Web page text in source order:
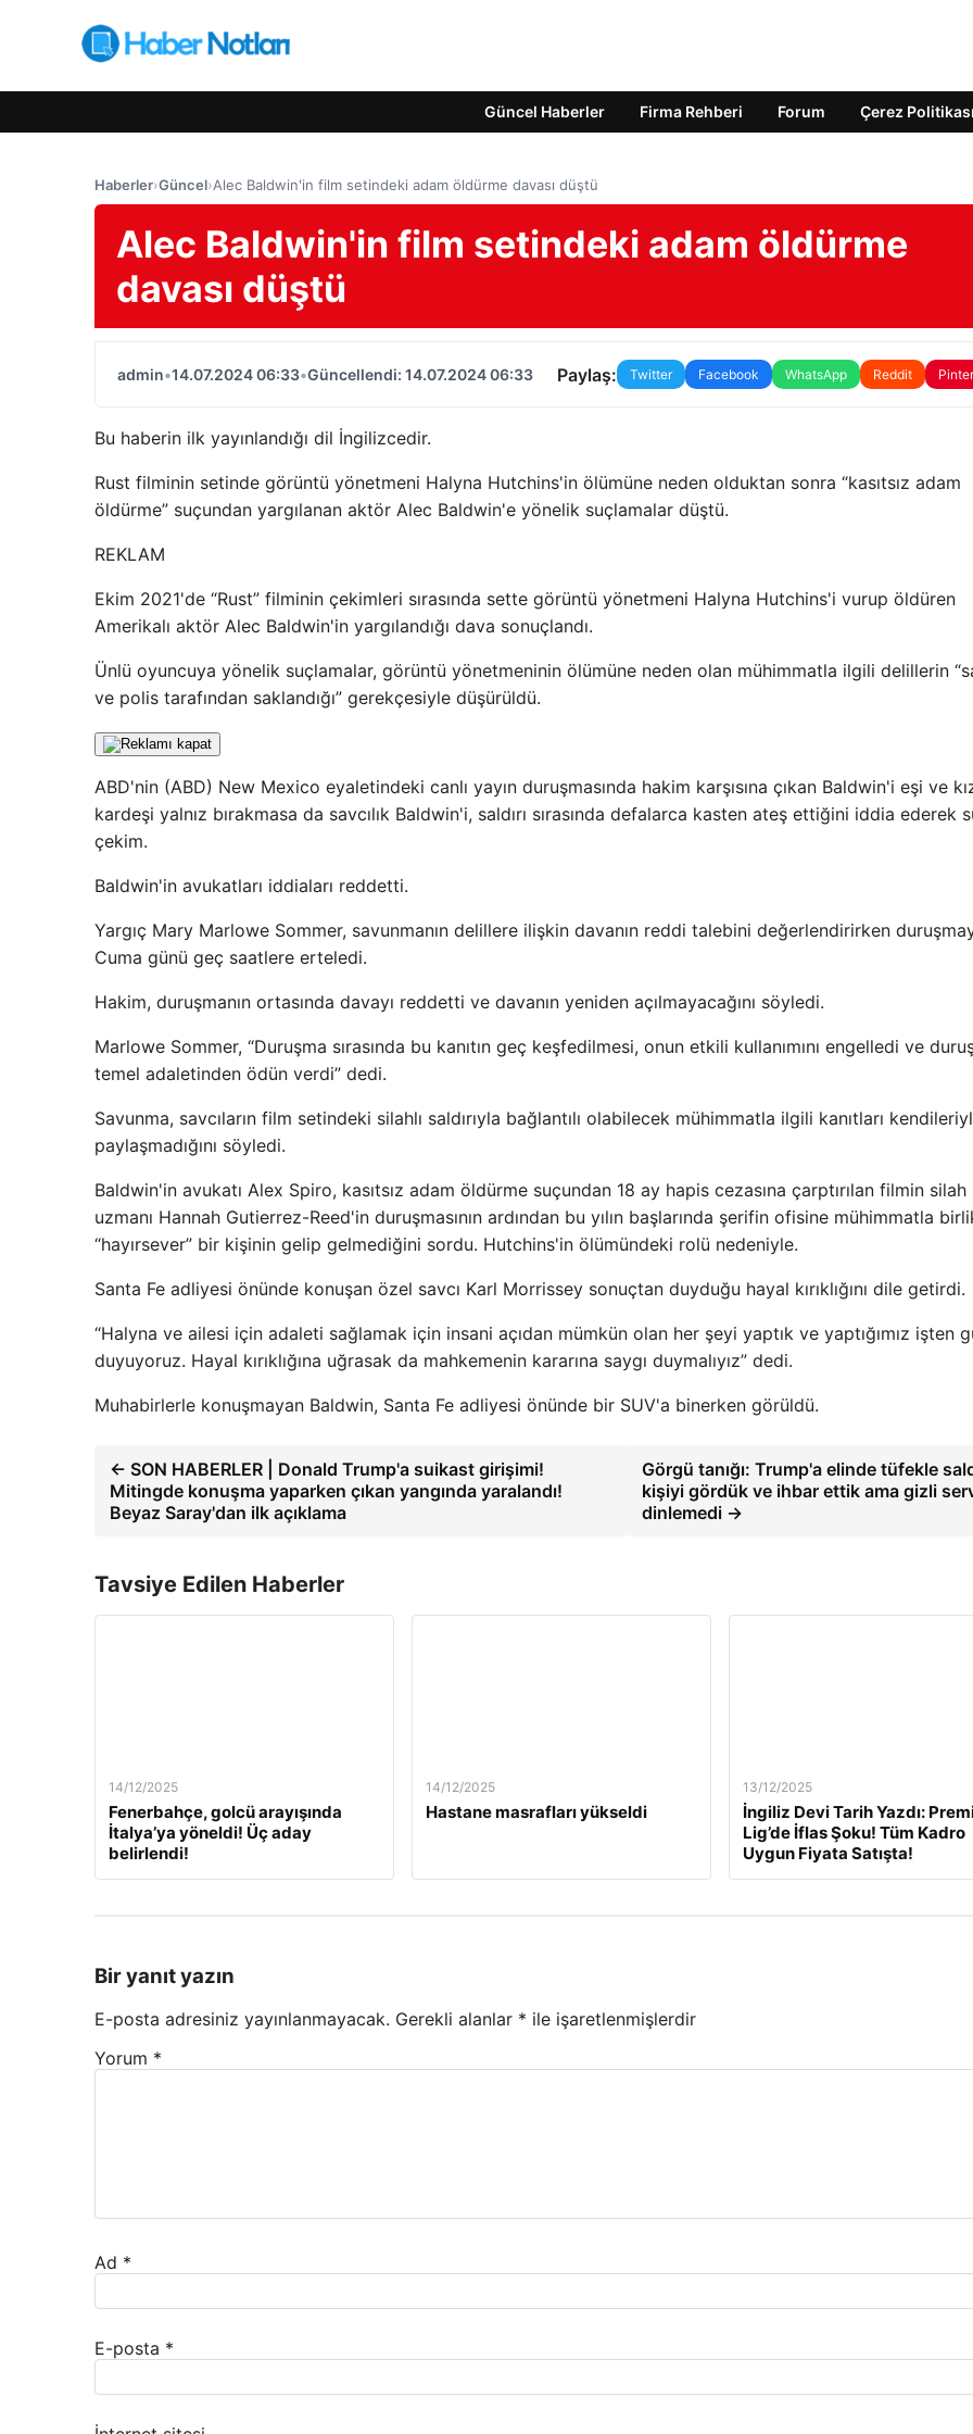
Güncel Haberler Firma Rehberi Forum Çerez Politikası
Haberler›Güncel›Alec Baldwin'in film setindeki adam öldürme davası düştü
Alec Baldwin'in film setindeki adam öldürme
davası düştü
admin•14.07.2024 06:33•Güncellendi: 14.07.2024 06:33 Paylaş: Twitter Facebook WhatsApp Reddit
Bu haberin ilk yayınlandığı dil İngilizcedir.
Rust filminin setinde görüntü yönetmeni Halyna Hutchins'in ölümüne neden olduktan sonra “kasıtsız adam
öldürme” suçundan yargılanan aktör Alec Baldwin'e yönelik suçlamalar düştü.
REKLAM
Ekim 2021'de “Rust” filminin çekimleri sırasında sette görüntü yönetmeni Halyna Hutchins'i vurup öldüren
Amerikalı aktör Alec Baldwin'in yargılandığı dava sonuçlandı.
Ünlü oyuncuya yönelik suçlamalar, görüntü yönetmeninin ölümüne neden olan mühimmatla ilgili delillerin
ve polis tarafından saklandığı” gerekçesiyle düşürüldü.
ABD'nin (ABD) New Mexico eyaletindeki canlı yayın duruşmasında hakim karşısına çıkan Baldwin'i eşi ve
kardeşi yalnız bırakmasa da savcılık Baldwin'i, saldırı sırasında defalarca kasten ateş ettiğini iddia ederek
çekim.
Baldwin'in avukatları iddiaları reddetti.
Yargıç Mary Marlowe Sommer, savunmanın delillere ilişkin davanın reddi talebini değerlendirirken
Cuma günü geç saatlere erteledi.
Hakim, duruşmanın ortasında davayı reddetti ve davanın yeniden açılmayacağını söyledi.
Marlowe Sommer, “Duruşma sırasında bu kanıtın geç keşfedilmesi, onun etkili kullanımını engelledi ve
temel adaletinden ödün verdi” dedi.
Savunma, savcıların film setindeki silahlı saldırıyla bağlantılı olabilecek mühimmatla ilgili kanıtları
paylaşmadığını söyledi.
Baldwin'in avukatı Alex Spiro, kasıtsız adam öldürme suçundan 18 ay hapis cezasına çarptırılan filmin silah
uzmanı Hannah Gutierrez-Reed'in duruşmasının ardından bu yılın başlarında şerifin ofisine mühimmatla
“hayırsever” bir kişinin gelip gelmediğini sordu. Hutchins'in ölümündeki rolü nedeniyle.
Santa Fe adliyesi önünde konuşan özel savcı Karl Morrissey sonuçtan duyduğu hayal kırıklığını dile getirdi.
“Halyna ve ailesi için adaleti sağlamak için insani açıdan mümkün olan her şeyi yaptık ve yaptığımız işten
duyuyoruz. Hayal kırıklığına uğrasak da mahkemenin kararına saygı duymalıyız” dedi.
Muhabirlerle konuşmayan Baldwin, Santa Fe adliyesi önünde bir SUV'a binerken görüldü.
← SON HABERLER | Donald Trump'a suikast girişimi!
Mitingde konuşma yaparken çıkan yangında yaralandı!
Beyaz Saray'dan ilk açıklama
Görgü tanığı: Trump'a elinde tüfekle
kişiyi gördük ve ihbar ettik ama gizli
dinlemedi →
Tavsiye Edilen Haberler
14/12/2025
Fenerbahçe, golcü arayışında
İtalya’ya yöneldi! Üç aday
belirlendi!
14/12/2025
Hastane masrafları yükseldi
13/12/2025
İngiliz Devi Tarih Yazdı:
Lig’de İflas Şoku! Tüm Kadro
Uygun Fiyata Satışta!
Bir yanıt yazın
E-posta adresiniz yayınlanmayacak. Gerekli alanlar * ile işaretlenmişlerdir
Yorum *
Ad *
E-posta *